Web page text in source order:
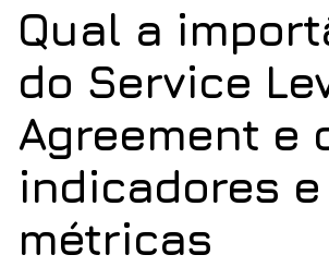
Qual a
do Service
Agreement e
indicadores e
métricas